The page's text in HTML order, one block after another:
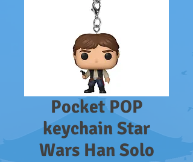
Pocket POP
keychain Star
Wars Han Solo